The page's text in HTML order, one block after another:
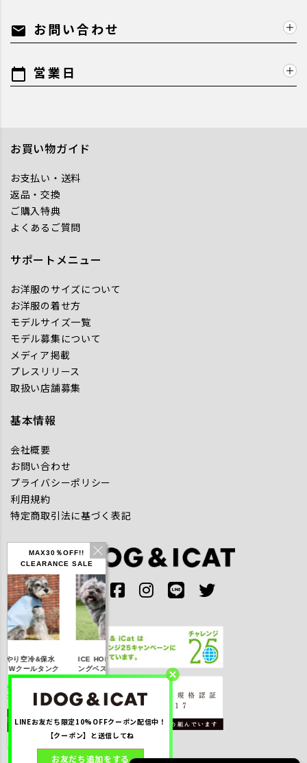
MAX30％OFF!!
CLEARANCE SALE
り空冷&保水
Wクールタンク
OFF】2,310
円(税込み)
しく見る
ICE HOLD フィッシ
ングベスト 保冷剤付
円(税込み)
詳しく見る
IDOG ICE HOLD ネ
ッククーラー 保冷剤
円(税込み)
詳しく見る
mail お問い合わせ
calendar_today 営業日
お買い物ガイド
お支払い・送料
返品・交換
ご購入特典
よくあるご質問
サポートメニュー
お洋服のサイズについて
お洋服の着せ方
モデルサイズ一覧
モデル募集について
メディア掲載
プレスリリース
取扱い店舗募集
基本情報
会社概要
お問い合わせ
プライバシーポリシー
利用規約
特定商取引法に基づく表記
LINEお友だち限定10%OFFクーポン配信中！
【クーポン】と送信してね
お友だち追加をする